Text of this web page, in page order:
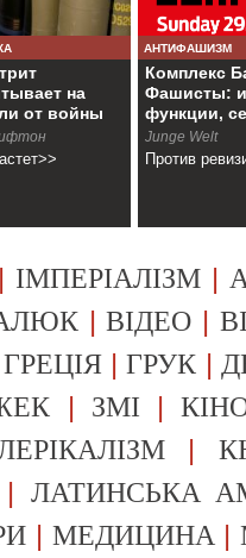
на
от войны
АНТИФАШИЗМ
Комплекс
Фашисты:
функции,
Junge Welt
Против
| ІМПЕРІАЛІЗМ |
|ВІДЕО |
ГРЕЦІЯ |ГРУК |
| ЗМІ |
|
| ЛАТИНСЬКА
| МЕДИЦИНА |